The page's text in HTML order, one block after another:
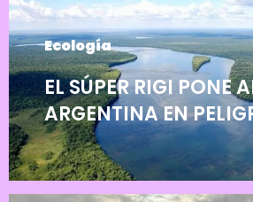
Ecología
EL SÚPER RIGI PONE
ARGENTINA EN